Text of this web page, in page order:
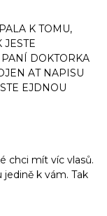
K TOMU,
DOKTORKA
AT NAPISU
EJDNOU
chci mít víc vlasů.
k vám. Tak